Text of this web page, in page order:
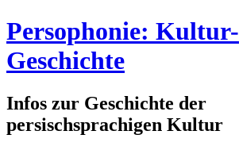
Persophonie: Kultur-
Geschichte
Infos zur Geschichte der
persischsprachigen Kultur